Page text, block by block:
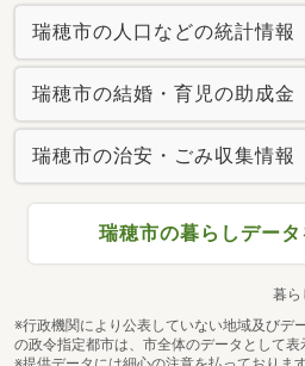
瑞穂市の人口などの統計情報
瑞穂市の結婚・育児の助成金
瑞穂市の治安・ごみ収集情報
瑞穂市の暮らしデー
暮ら
※行政機関により公表していない地域及びデ
の政令指定都市は、市全体のデータとして表